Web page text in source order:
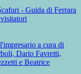
- Guida di Ferrara
a cura di
Dario Favretti,
e Beatrice